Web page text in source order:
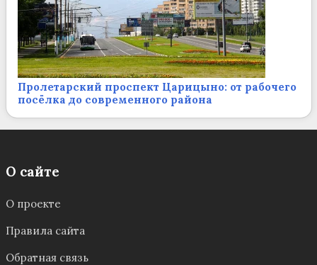
Пролетарский проспект Царицыно: от рабочего
посёлка до современного района
О сайте
О проекте
Правила сайта
Обратная связь